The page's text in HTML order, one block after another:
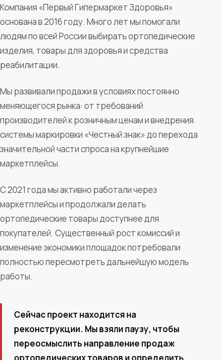
Компания «Первый Гипермаркет Здоровья»
основана в 2016 году. Много лет мы помогали
людям по всей России выбирать ортопедические
изделия, товары для здоровья и средства
реабилитации.
Мы развивали продажи в условиях постоянно
меняющегося рынка: от требований
производителей к розничным ценам и внедрения
системы маркировки «Честный знак» до перехода
значительной части спроса на крупнейшие
маркетплейсы.
С 2021 года мы активно работали через
маркетплейсы и продолжали делать
ортопедические товары доступнее для
покупателей. Существенный рост комиссий и
изменение экономики площадок потребовали
полностью пересмотреть дальнейшую модель
работы.
Сейчас проект находится на
реконструкции. Мы взяли паузу, чтобы
переосмыслить направление продаж